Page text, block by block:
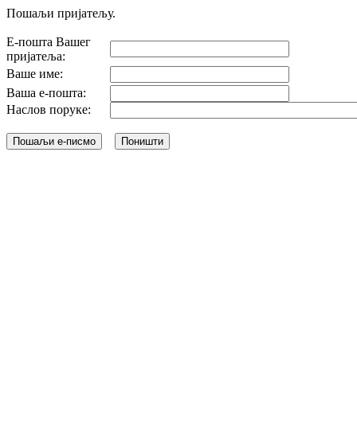
Пошаљи пријатељу.
Е-пошта Вашег
пријатеља:
Ваше име:
Ваша е-пошта:
Наслов поруке: